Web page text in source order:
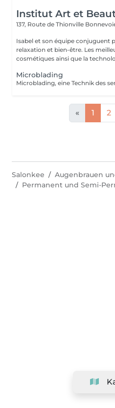
Institut Art et
137, Route de Thionville
Isabel et son équipe conjuguent
relaxation et bien-être. Les meilleures marques esthétiques et
cosmétiques ainsi que la
Microblading
« 1 2
Salonkee Augenbrauen
Permanent und Semi-